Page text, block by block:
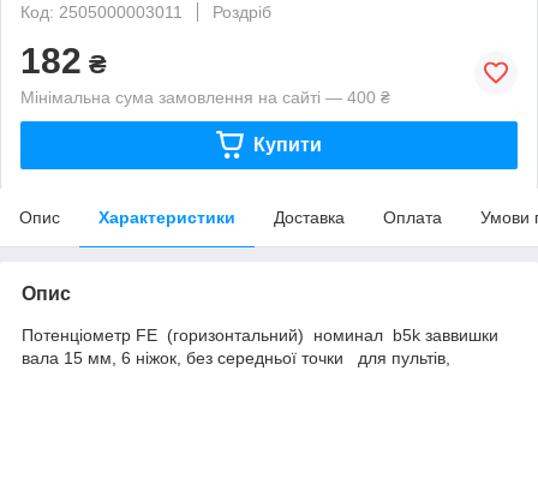
Код: 2505000003011
Роздріб
182 ₴
Мінімальна сума замовлення на сайті — 400 ₴
Купити
Опис Характеристики Доставка Оплата Умови
Опис
Потенціометр FE (горизонтальний) номинал b5k заввишки
вала 15 мм, 6 ніжок, без середньої точки для пультів,